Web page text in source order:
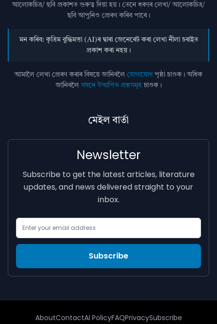
আলোকচিত্ৰ/ ছবি প্রকাশত গুৰুত্ব দিয়া হয়। তেনে ধৰণৰ লেখা/ আলোকচিত্ৰ/
ছবি আপুনিও প্রেৰণ কৰিব পাৰে।
মন কৰিব: কৃত্ৰিম বুদ্ধিমত্তা (AI)ৰ দ্বাৰা জেনেৰেট কৰা লেখা নীলা চৰাইত
প্ৰকাশ কৰা নহয়।
আমালৈ লেখা প্ৰেৰণ কৰাৰ বিষয়ে জানিবলৈ যোগাযোগ পৃষ্ঠা চাওক। অধিক
জানিবলৈসঘনে উত্থাপিত প্ৰশ্নসমূহচাওক।
মেইল বাৰ্তা
Newsletter
Subscribe to get the latest articles, literature
updates, and news delivered straight to your
inbox.
Subscribe
AboutContactAI PolicyFAQPrivacySubscribe